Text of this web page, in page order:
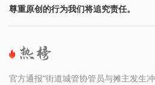
尊重原创的行为我们将追究责任。
官方通报“街道城管协管员与摊主发生冲